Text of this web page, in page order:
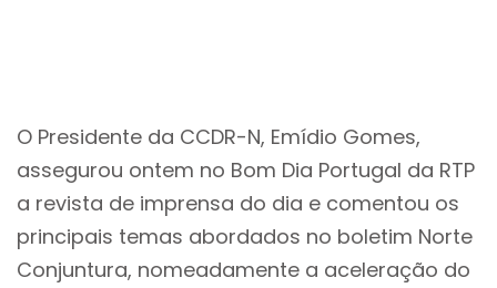
O Presidente da CCDR-N, Emídio Gomes,
assegurou ontem no Bom Dia Portugal da RTP
a revista de imprensa do dia e comentou os
principais temas abordados no boletim Norte
Conjuntura, nomeadamente a aceleração do